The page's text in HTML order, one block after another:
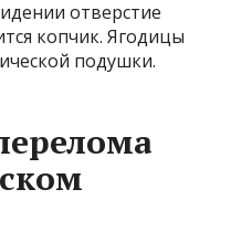
отверстие
копчик. Ягодицы
подушки.